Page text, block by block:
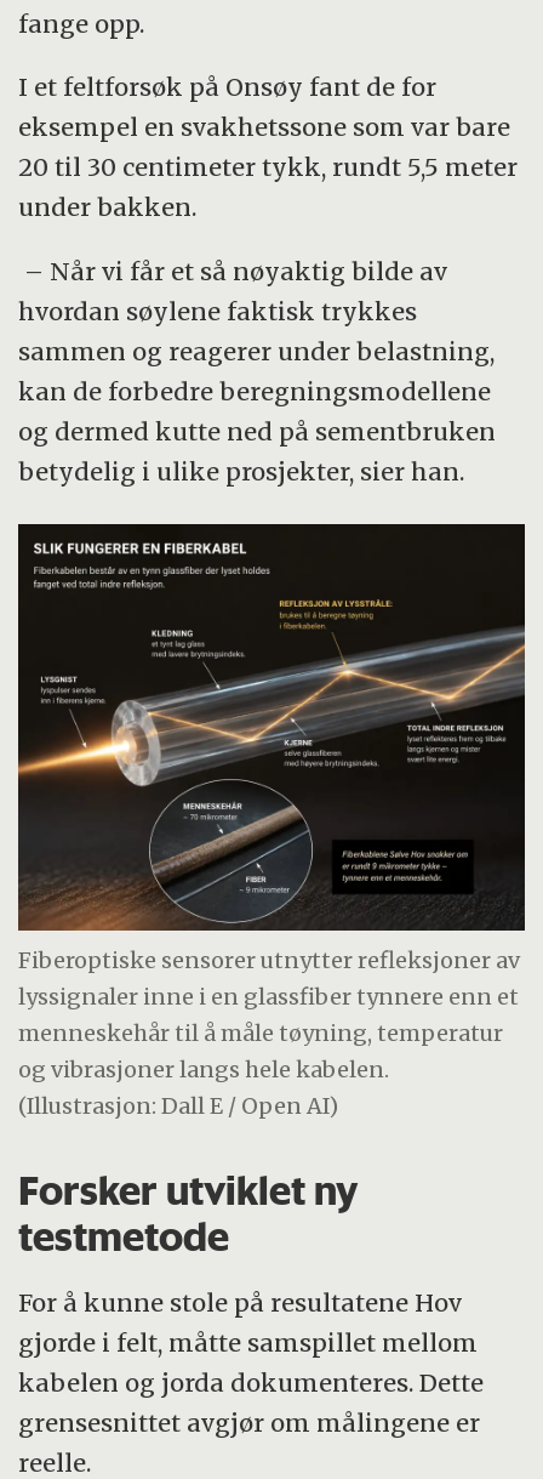
fange opp.
I et feltforsøk på Onsøy fant de for
eksempel en svakhetssone som var bare
20 til 30 centimeter tykk, rundt 5,5 meter
under bakken.
– Når vi får et så nøyaktig bilde av
hvordan søylene faktisk trykkes
sammen og reagerer under belastning,
kan de forbedre beregningsmodellene
og dermed kutte ned på sementbruken
betydelig i ulike prosjekter, sier han.
Fiberoptiske sensorer utnytter refleksjoner av
lyssignaler inne i en glassfiber tynnere enn et
menneskehår til å måle tøyning, temperatur
og vibrasjoner langs hele kabelen.
(Illustrasjon: Dall E / Open AI)
Forsker utviklet ny
testmetode
For å kunne stole på resultatene Hov
gjorde i felt, måtte samspillet mellom
kabelen og jorda dokumenteres. Dette
grensesnittet avgjør om målingene er
reelle.